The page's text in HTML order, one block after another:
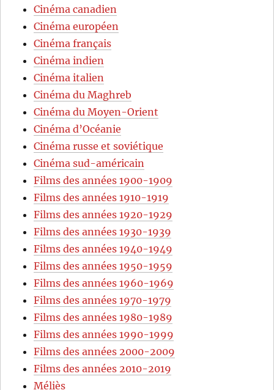
Cinéma canadien
Cinéma européen
Cinéma français
Cinéma indien
Cinéma italien
Cinéma du Maghreb
Cinéma du Moyen-Orient
Cinéma d’Océanie
Cinéma russe et soviétique
Cinéma sud-américain
Films des années 1900-1909
Films des années 1910-1919
Films des années 1920-1929
Films des années 1930-1939
Films des années 1940-1949
Films des années 1950-1959
Films des années 1960-1969
Films des années 1970-1979
Films des années 1980-1989
Films des années 1990-1999
Films des années 2000-2009
Films des années 2010-2019
Méliès